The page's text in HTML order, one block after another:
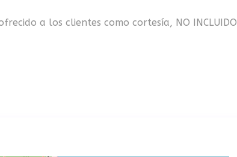
a los clientes como cortesía, NO INCLUIDO